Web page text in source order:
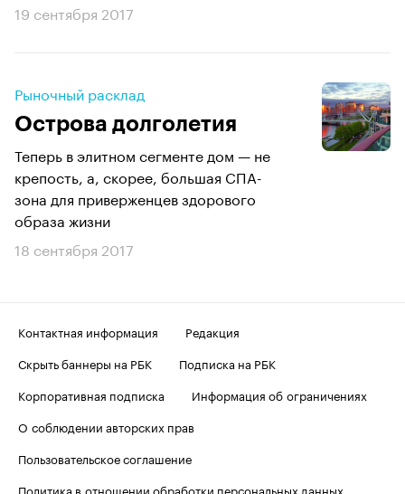
19 сентября 2017
Рыночный расклад
Острова долголетия
Теперь в элитном сегменте дом — не
крепость, а, скорее, большая СПА-
зона для приверженцев здорового
образа жизни
18 сентября 2017
Контактная информация
Редакция
Скрыть баннеры на РБК
Подписка на РБК
Корпоративная подписка
Информация об ограничениях
О соблюдении авторских прав
Пользовательское соглашение
Политика в отношении обработки персональных данных